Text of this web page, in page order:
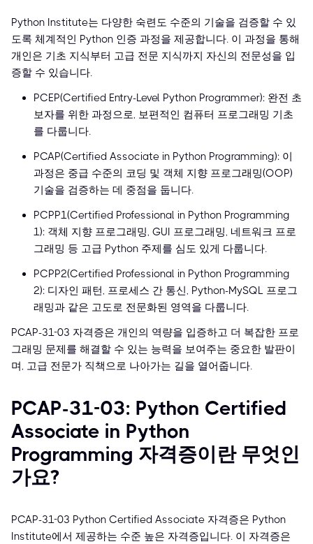
Python Institute는 다양한 숙련도 수준의 기술을 검증할 수 있
도록 체계적인 Python 인증 과정을 제공합니다. 이 과정을 통해
개인은 기초 지식부터 고급 전문 지식까지 자신의 전문성을 입
증할 수 있습니다.
PCEP(Certified Entry-Level Python Programmer): 완전 초
보자를 위한 과정으로, 보편적인 컴퓨터 프로그래밍 기초
를 다룹니다.
PCAP(Certified Associate in Python Programming): 이
과정은 중급 수준의 코딩 및 객체 지향 프로그래밍(OOP)
기술을 검증하는 데 중점을 둡니다.
PCPP1(Certified Professional in Python Programming
1): 객체 지향 프로그래밍, GUI 프로그래밍, 네트워크 프로
그래밍 등 고급 Python 주제를 심도 있게 다룹니다.
PCPP2(Certified Professional in Python Programming
2): 디자인 패턴, 프로세스 간 통신, Python-MySQL 프로그
래밍과 같은 고도로 전문화된 영역을 다룹니다.
PCAP-31-03 자격증은 개인의 역량을 입증하고 더 복잡한 프로
그래밍 문제를 해결할 수 있는 능력을 보여주는 중요한 발판이
며, 고급 전문가 직책으로 나아가는 길을 열어줍니다.
PCAP-31-03: Python Certified
Associate in Python
Programming 자격증이란 무엇인
가요?
PCAP-31-03 Python Certified Associate 자격증은 Python
Institute에서 제공하는 수준 높은 자격증입니다. 이 자격증은